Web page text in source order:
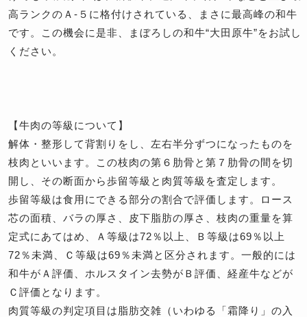
高ランクのＡ-５に格付けされている、まさに最高峰の和牛
です。この機会に是非、まぼろしの和牛“大田原牛”をお試し
ください。
【牛肉の等級について】
解体・整形して背割りをし、左右半分ずつになったものを
枝肉といいます。この枝肉の第６肋骨と第７肋骨の間を切
開し、その断面から歩留等級と肉質等級を査定します。
歩留等級は食用にできる部分の割合で評価します。ロース
芯の面積、バラの厚さ、皮下脂肪の厚さ、枝肉の重量を算
定式にあてはめ、Ａ等級は72％以上、Ｂ等級は69％以上
72％未満、Ｃ等級は69％未満と区分されます。一般的には
和牛がＡ評価、ホルスタイン去勢がＢ評価、経産牛などが
Ｃ評価となります。
肉質等級の判定項目は脂肪交雑（いわゆる「霜降り」の入